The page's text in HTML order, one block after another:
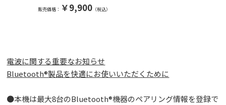
販売価格： ￥9,900（税込）
電波に関する重要なお知らせ
Bluetooth®製品を快適にお使いいただくために
●本機は最大8台のBluetooth®機器のペアリング情報を登録で